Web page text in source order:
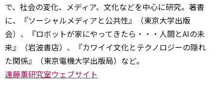
で、社会の変化、メディア、文化などを中心に研究。著書
に、『ソーシャルメディアと公共性』（東京大学出版
会）、『ロボットが家にやってきたら・・・――人間とAIの未
来』（岩波書店）、『カワイイ文化とテクノロジーの隠れ
た関係』（東京電機大学出版局）など。
遠藤薫研究室ウェブサイト